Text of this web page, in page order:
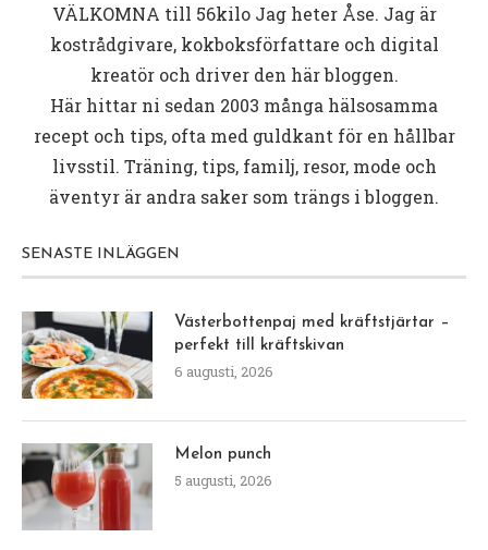
VÄLKOMNA till 56kiloJag heter Åse. Jag är
kostrådgivare, kokboksförfattare och digital
kreatör och driver den här bloggen.
Här hittar ni sedan 2003 många hälsosamma
recept och tips, ofta med guldkant för en hållbar
livsstil. Träning, tips, familj, resor, mode och
äventyr är andra saker som trängs i bloggen.
SENASTE INLÄGGEN
Västerbottenpaj med kräftstjärtar –
perfekt till kräftskivan
6 augusti, 2026
Melon punch
5 augusti, 2026